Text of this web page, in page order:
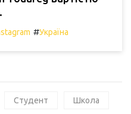
#Україна
Студент Школа